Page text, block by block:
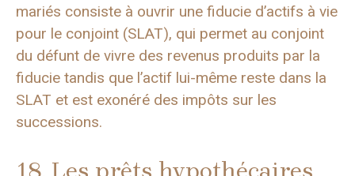
mariés consiste à ouvrir une fiducie d’actifs à vie
pour le conjoint (SLAT), qui permet au conjoint
du défunt de vivre des revenus produits par la
fiducie tandis que l’actif lui-même reste dans la
SLAT et est exonéré des impôts sur les
successions.